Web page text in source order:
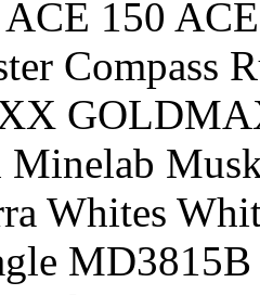
150
Compass
Whites